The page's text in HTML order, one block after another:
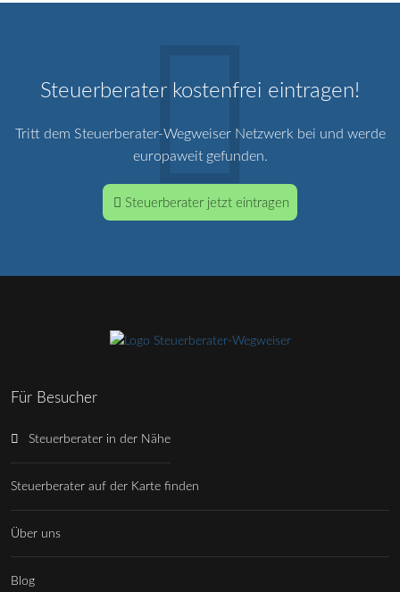
Steuerberater kostenfrei eintragen!
Tritt dem Steuerberater-Wegweiser Netzwerk bei und werde
europaweit gefunden.
Steuerberater jetzt eintragen
Für Besucher
Steuerberater in der Nähe
Steuerberater auf der Karte finden
Über uns
Blog